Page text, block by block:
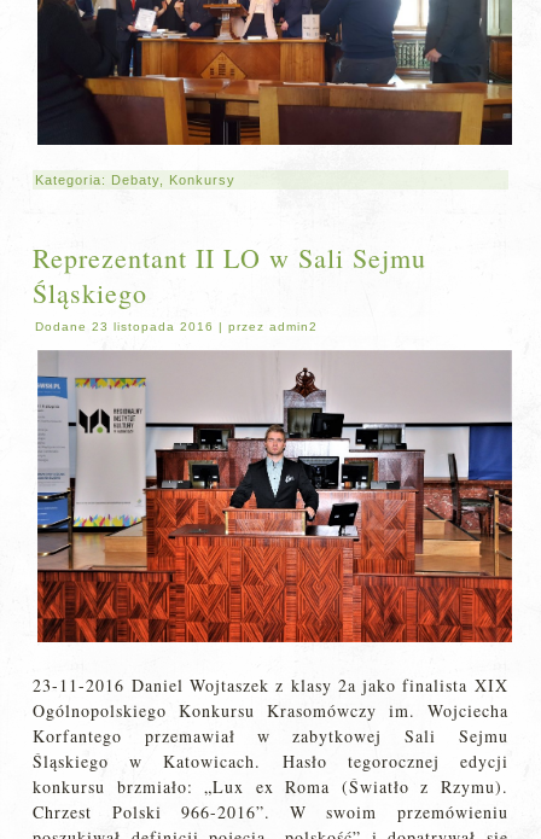
Kategoria: Debaty Konkursy
Reprezentant II LO w Sali Sejmu
Śląskiego
Dodane 23 listopada 2016 |przez admin2
23-11-2016 Daniel Wojtaszek z klasy 2a jako finalista XIX
Ogólnopolskiego Konkursu Krasomówczy im. Wojciecha
Korfantego przemawiał w zabytkowej Sali Sejmu
Śląskiego w Katowicach. Hasło tegorocznej edycji
konkursu brzmiało: „Lux ex Roma (Światło z Rzymu).
Chrzest Polski 966-2016”. W swoim przemówieniu